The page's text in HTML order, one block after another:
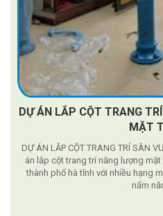
DỰ ÁN LẮP CỘT TRANG
MẶT
DỰ ÁN LẮP CỘT TRANG TRÍ SÂN
án lắp cột trang trí năng lượng
thành phố hà tĩnh với nhiều hạng
nấm